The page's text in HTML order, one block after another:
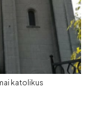
katolikus